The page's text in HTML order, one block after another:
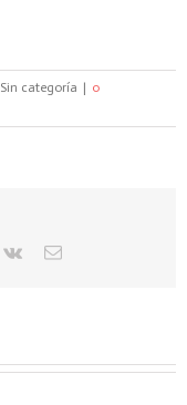
Sin categoría | 0